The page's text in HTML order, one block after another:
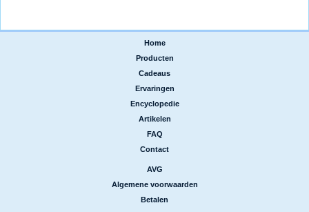
Home
Producten
Cadeaus
Ervaringen
Encyclopedie
Artikelen
FAQ
Contact
AVG
Algemene voorwaarden
Betalen